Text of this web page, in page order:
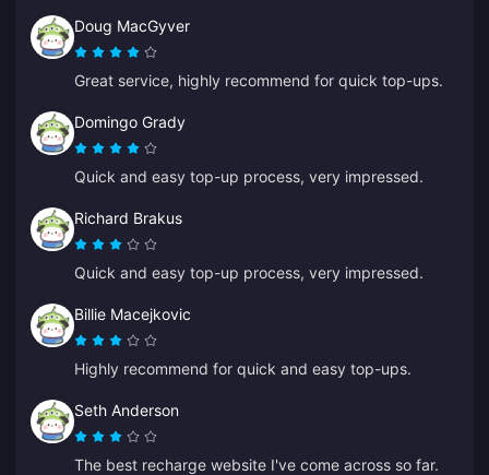
Doug MacGyver
Great service, highly recommend for quick top-ups.
Domingo Grady
Quick and easy top-up process, very impressed.
Richard Brakus
Quick and easy top-up process, very impressed.
Billie Macejkovic
Highly recommend for quick and easy top-ups.
Seth Anderson
The best recharge website I've come across so far.